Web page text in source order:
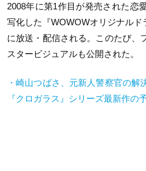
2008年に第1作目が発売された恋
写化した『WOWOWオリジナルド
に放送・配信される。このたび、
スタービジュアルも公開された。
・崎山つばさ、元新人警察官の解
『クロガラス』シリーズ最新作の